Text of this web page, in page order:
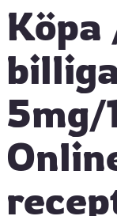
5mg/